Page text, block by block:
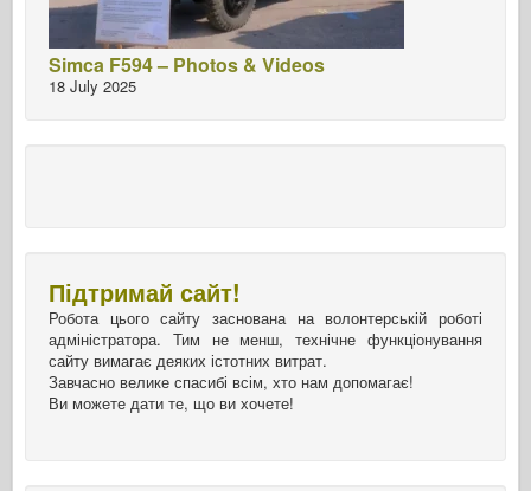
Simca F594 – Photos & Videos
18 July 2025
Підтримай сайт!
Робота цього сайту заснована на волонтерській роботі
адміністратора. Тим не менш, технічне функціонування
сайту вимагає деяких істотних витрат.
Завчасно велике спасибі всім, хто нам допомагає!
Ви можете дати те, що ви хочете!